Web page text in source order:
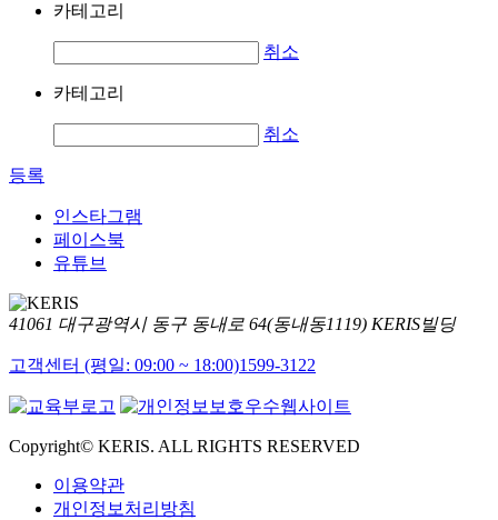
카테고리
취소
카테고리
취소
등록
인스타그램
페이스북
유튜브
41061 대구광역시 동구 동내로 64(동내동1119) KERIS빌딩
고객센터 (평일: 09:00 ~ 18:00)1599-3122
Copyright© KERIS. ALL RIGHTS RESERVED
이용약관
개인정보처리방침